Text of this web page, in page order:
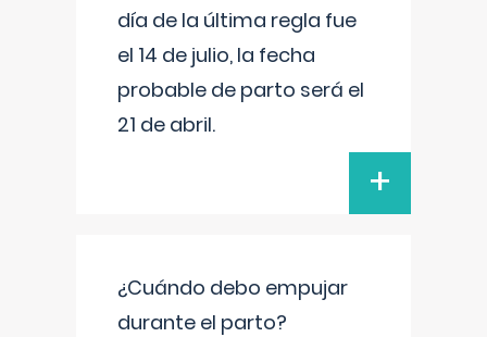
día de la última regla fue
el 14 de julio, la fecha
probable de parto será el
21 de abril.
+
¿Cuándo debo empujar
durante el parto?